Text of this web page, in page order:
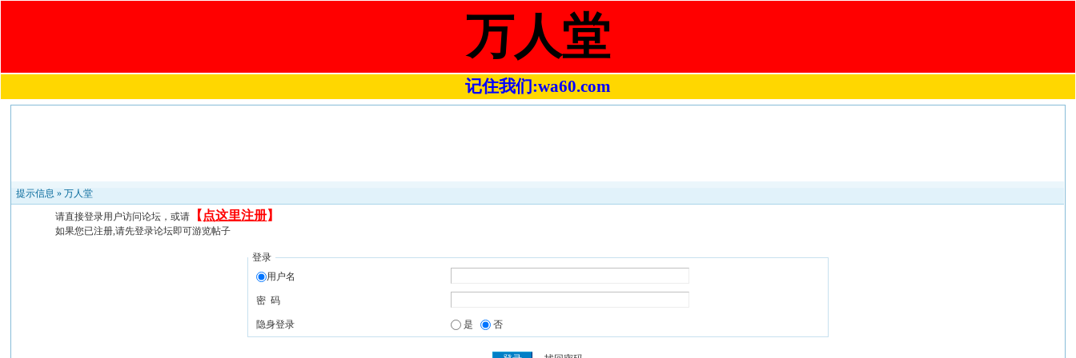
万人堂
记住我们:wa60.com
提示信息 »万人堂
请直接登录用户访问论坛，或请 【 点这里注册】
如果您已注册,请先登录论坛即可游览帖子
登录
用户名
密 码
隐身登录 是 否